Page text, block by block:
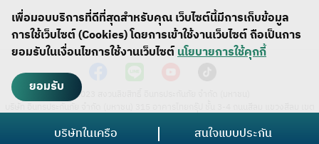
เพื่อมอบบริการที่ดีที่สุดสำหรับคุณ เว็บไซต์นี้มีการเก็บข้อมูล
การใช้เว็บไซต์ (Cookies) โดยการเข้าใช้งานเว็บไซต์ ถือเป็นการ
ยอมรับในเงื่อนไขการใช้งานเว็บไซต์นโยบายการใช้คุกกี้
ยอมรับ
บริษัทในเครือ สนใจแบบประกัน
ติดต่อเรา
©2023 สงวนลิขสิทธิ์ อินทรประกันภัย จำกัด (มหาชน)